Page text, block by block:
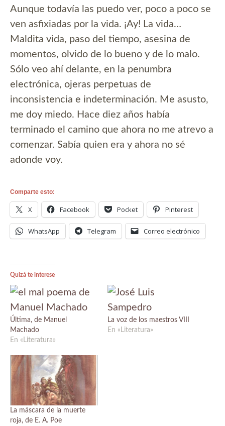
Aunque todavía las puedo ver, poco a poco se
ven asfixiadas por la vida. ¡Ay! La vida…
Maldita vida, paso del tiempo, asesina de
momentos, olvido de lo bueno y de lo malo.
Sólo veo ahí delante, en la penumbra
electrónica, ojeras perpetuas de
inconsistencia e indeterminación. Me asusto,
me doy miedo. Hace diez años había
terminado el camino que ahora no me atrevo a
comenzar. Sabía quien era y ahora no sé
adonde voy.
Comparte esto:
X Facebook Pocket Pinterest
WhatsApp Telegram Correo electrónico
Quizá te interese
Última, de Manuel
Machado
En «Literatura»
La voz de los maestros VIII
En «Literatura»
La máscara de la muerte
roja, de E. A. Poe